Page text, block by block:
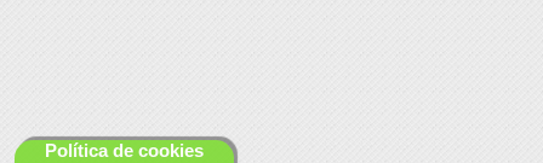
Política de cookies